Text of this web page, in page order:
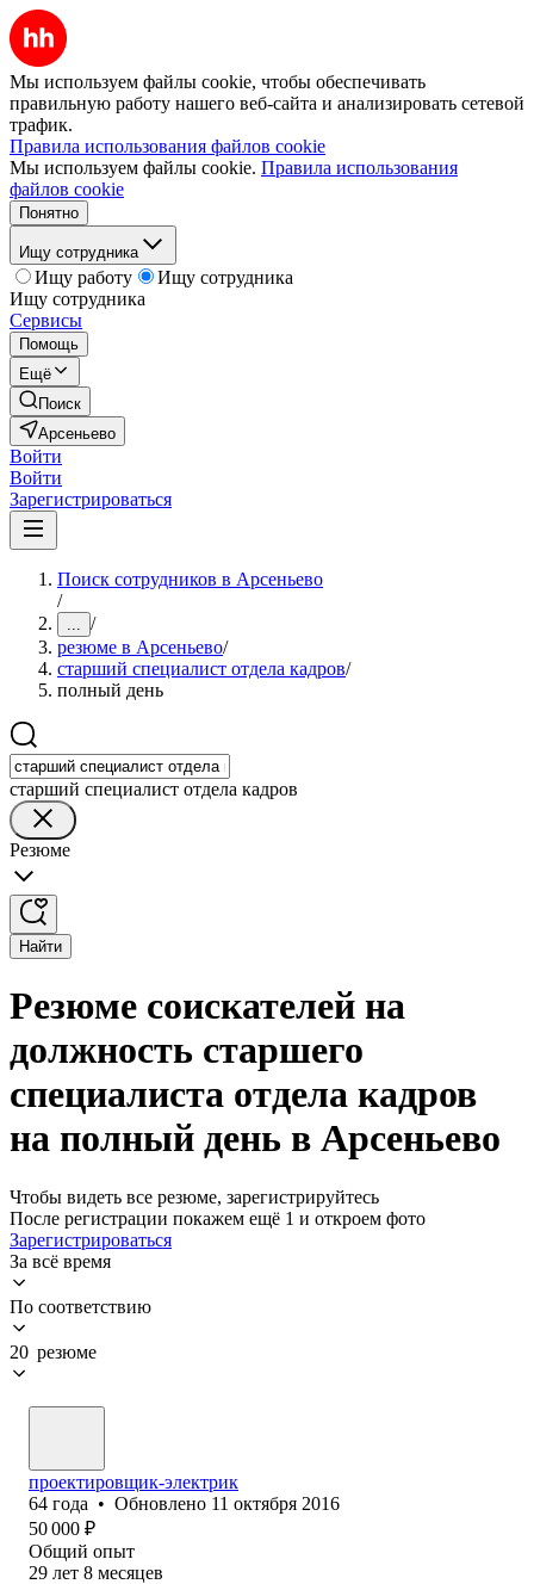
Мы используем файлы cookie, чтобы обеспечивать
правильную работу нашего веб-сайта и анализировать сетевой
трафик.
Правила использования файлов cookie
Мы используем файлы cookie. Правила использования
файлов cookie
Понятно
Ищу сотрудника
Ищу работу
Ищу сотрудника
Ищу сотрудника
Сервисы
Помощь
Ещё
Поиск
Арсеньево
Войти
Войти
Зарегистрироваться
Поиск сотрудников в Арсеньево
/
... /
резюме в Арсеньево/
старший специалист отдела кадров/
полный день
старший специалист отдела кадров
Резюме
Найти
Резюме соискателей на
должность старшего
специалиста отдела кадров
на полный день в Арсеньево
Чтобы видеть все резюме, зарегистрируйтесь
После регистрации покажем ещё 1 и откроем фото
Зарегистрироваться
За всё время
По соответствию
20 резюме
проектировщик-электрик
64 года • Обновлено 11 октября 2016
50 000 ₽
Общий опыт
29 лет 8 месяцев